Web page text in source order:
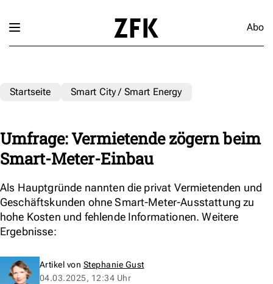
Abo
Startseite Smart City / Smart Energy
Umfrage: Vermietende zögern beim
Smart-Meter-Einbau
Als Hauptgründe nannten die privat Vermietenden und
Geschäftskunden ohne Smart-Meter-Ausstattung zu
hohe Kosten und fehlende Informationen. Weitere
Ergebnisse:
Artikel von Stephanie Gust
04.03.2025, 12:34 Uhr